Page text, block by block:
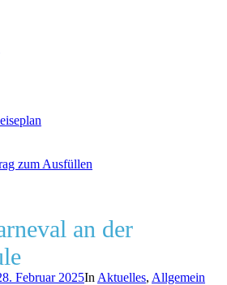
zum Ausfüllen
an der
Februar 2025In Aktuelles, Allgemein